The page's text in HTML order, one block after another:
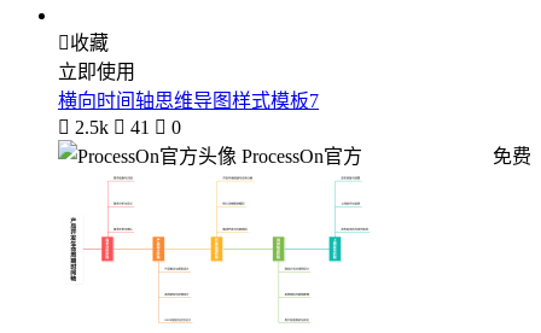
收藏
立即使用
横向时间轴思维导图样式模板7
 2.5k  41  0
ProcessOn官方
免费